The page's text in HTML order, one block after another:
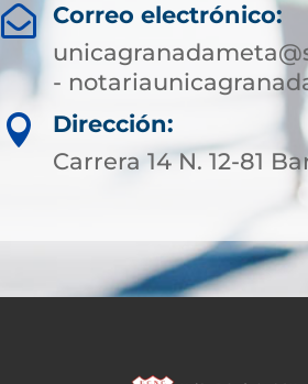

Correo electrónico:
-

Dirección:
Carrera 14 N. 12-81